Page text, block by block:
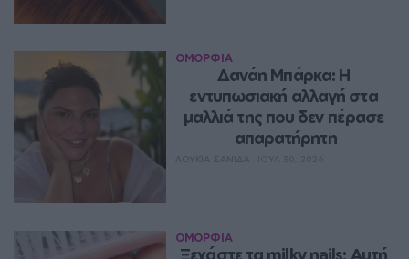
ΟΜΟΡΦΙΑ
Δανάη Μπάρκα: Η
εντυπωσιακή αλλαγή στα
μαλλιά της που δεν πέρασε
απαρατήρητη
ΟΜΟΡΦΙΑ
Ξεχάστε τα milky nails: Αυτή